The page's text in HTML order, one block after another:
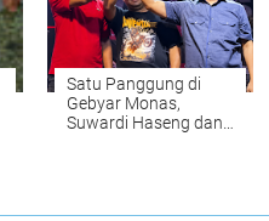
Satu Panggung di
Gebyar Monas,
Suwardi Haseng dan